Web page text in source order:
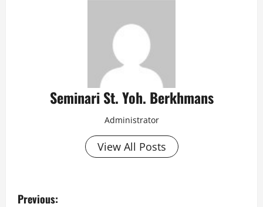
Seminari St. Yoh. Berkhmans
Administrator
View All Posts
Previous: